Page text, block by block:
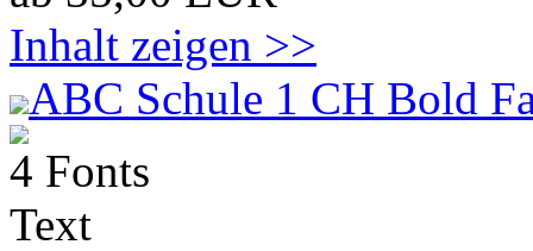
Inhalt zeigen >>
ABC Schule 1 CH Bold
4 Fonts
Text